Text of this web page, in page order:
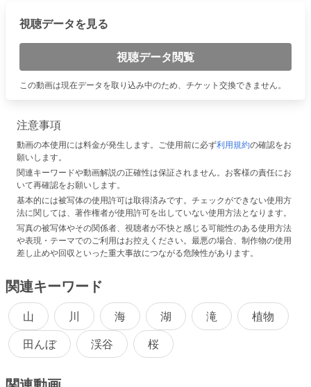
視聴データを見る
視聴データ閲覧
この動画は現在データを取り込み中のため、チケット交換できません。
注意事項
動画の本使用には料金が発生します。ご使用前に必ず利用規約の確認をお
願いします。
関連キーワードや動画解説の正確性は保証されません。お客様の責任にお
いて再確認をお願いします。
基本的には被写体の使用許可は取得済みです。チェックができない使用方
法に関しては、著作権者が使用許可を出していない使用方法となります。
写真の被写体やその関係者、視聴者が不快と感じる可能性のある使用方法
や表現・テーマでのご利用はお控えください。最悪の場合、制作物の使用
差し止めや回収といった重大事故につながる危険性があります。
関連キーワード
山 川 海 湖 滝
植物
田んぼ
渓谷 桜